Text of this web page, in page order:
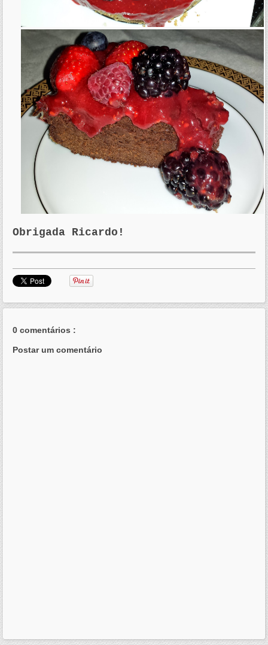
Obrigada Ricardo!
0 comentários :
Postar um comentário